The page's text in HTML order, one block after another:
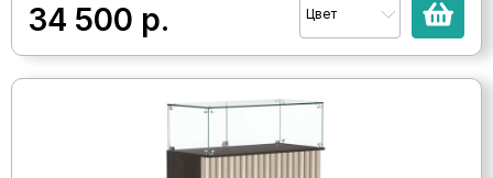
34 500 р. Цвет